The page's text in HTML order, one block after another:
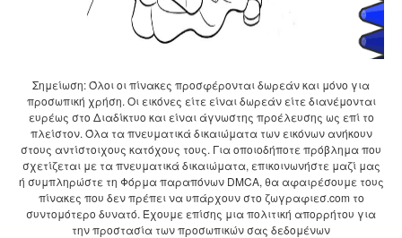
Σημείωση: Όλοι οι πίνακες προσφέρονται δωρεάν και μόνο για
προσωπική χρήση. Οι εικόνες είτε είναι δωρεάν είτε διανέμονται
ευρέως στο Διαδίκτυο και είναι άγνωστης προέλευσης ως επί το
πλείστον. Όλα τα πνευματικά δικαιώματα των εικόνων ανήκουν
στους αντίστοιχους κατόχους τους. Για οποιοδήποτε πρόβλημα που
σχετίζεται με τα πνευματικά δικαιώματα, επικοινωνήστε μαζί μας
ή συμπληρώστε τη Φόρμα παραπόνων DMCA, θα αφαιρέσουμε τους
πίνακες που δεν πρέπει να υπάρχουν στο ζωγραφιεσ.com το
συντομότερο δυνατό. Έχουμε επίσης μια πολιτική απορρήτου για
την προστασία των προσωπικών σας δεδομένων